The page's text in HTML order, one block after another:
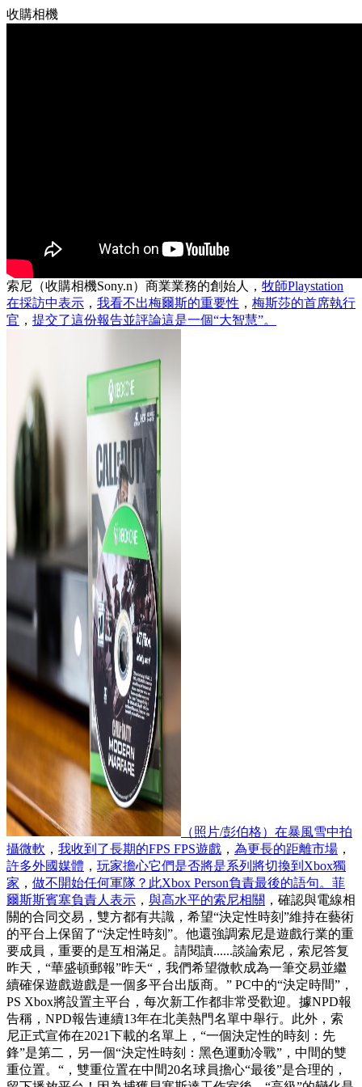
收購相機
索尼（收購相機Sony.n）商業業務的創始人， 牧師Playstation
在採訪中表示 ， 我看不出梅爾斯的重要性 ， 梅斯莎的首席執行
官 ， 提交了這份報告並評論這是一個“大智慧”。
（照片/彭伯格）在暴風雪中拍
攝微軟 ， 我收到了長期的FPS FPS遊戲 ， 為更長的距離市場 ，
許多外國媒體 ， 玩家擔心它們是否將是系列將切換到Xbox獨
家 ， 做不開始任何軍隊？此Xbox Person負責最後的語句。菲
爾斯斯賓塞負責人表示 ， 與高水平的索尼相關 ，確認與電線相
關的合同交易，雙方都有共識，希望“決定性時刻”維持在藝術
的平台上保留了“決定性時刻”。他還強調索尼是遊戲行業的重
要成員，重要的是互相滿足。請閱讀......談論索尼，索尼答复
昨天，“華盛頓郵報”昨天“，我們希望微軟成為一筆交易並繼
續確保遊戲遊戲是一個多平台出版商。” PC中的“決定時間”，
PS Xbox將設置主平台，每次新工作都非常受歡迎。據NPD報
告稱，NPD報告連續13年在北美熱門名單中舉行。此外，索
尼正式宣佈在2021下載的名單上，“一個決定性的時刻：先
鋒”是第二，另一個“決定性時刻：黑色運動冷戰”，中間的雙
重位置。“，雙重位置在中間20名球員擔心“最後”是合理的，